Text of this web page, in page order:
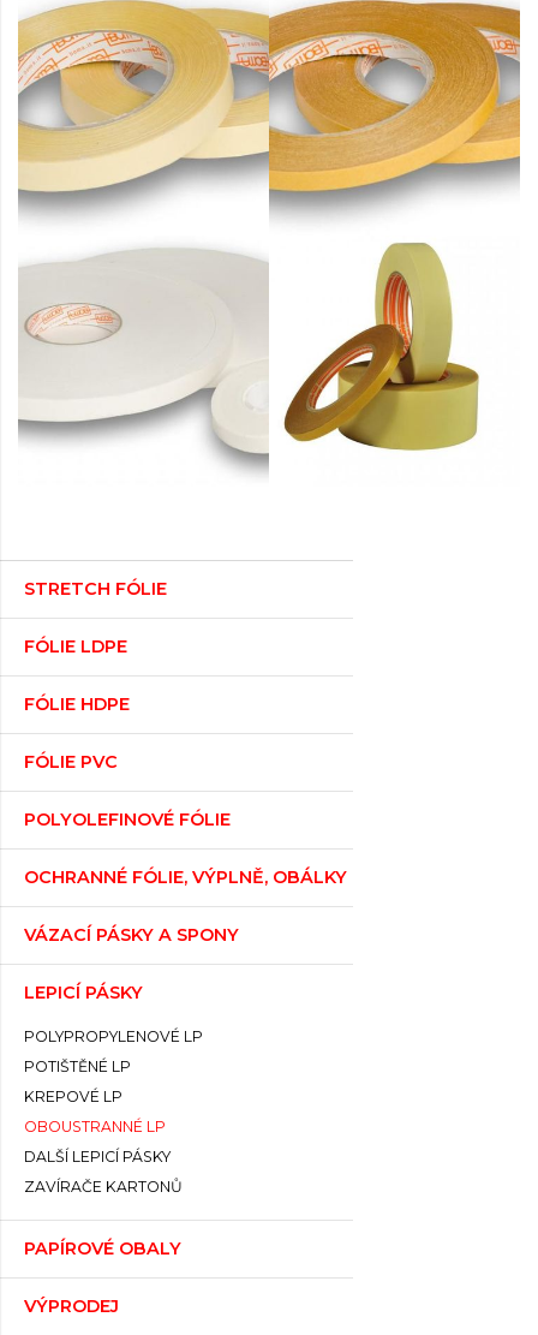
STRETCH FÓLIE
FÓLIE LDPE
FÓLIE HDPE
FÓLIE PVC
POLYOLEFINOVÉ FÓLIE
OCHRANNÉ FÓLIE, VÝPLNĚ, OBÁLKY
VÁZACÍ PÁSKY A SPONY
LEPICÍ PÁSKY
POLYPROPYLENOVÉ LP
POTIŠTĚNÉ LP
KREPOVÉ LP
OBOUSTRANNÉ LP
DALŠÍ LEPICÍ PÁSKY
ZAVÍRAČE KARTONŮ
PAPÍROVÉ OBALY
VÝPRODEJ